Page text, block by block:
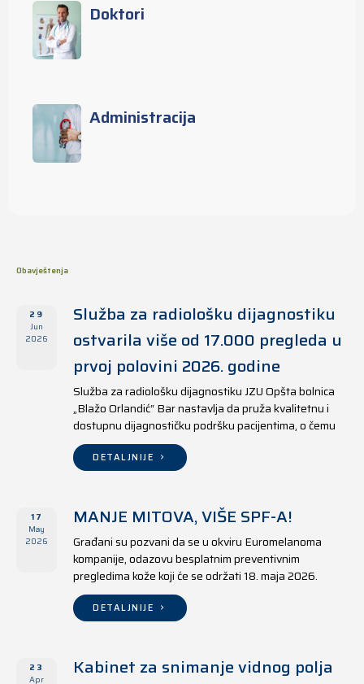
Doktori
Administracija
Obavještenja
29
Jun
2026
Služba za radiološku dijagnostiku
ostvarila više od 17.000 pregleda u
prvoj polovini 2026. godine
Služba za radiološku dijagnostiku JZU Opšta bolnica
„Blažo Orlandić“ Bar nastavlja da pruža kvalitetnu i
dostupnu dijagnostičku podršku pacijentima, o čemu
svjedoče i rezultati ostvareni u periodu od 1. januara
do 17. juna 2026. godine.
DETALJNIJE
17
May
2026
MANJE MITOVA, VIŠE SPF-A!
Građani su pozvani da se u okviru Euromelanoma
kompanije, odazovu besplatnim preventivnim
pregledima kože koji će se održati 18. maja 2026.
godine u jedanaest opština širom Crne Gore, kako u
državnim tako i u privatnim zdravstvenim ustanovama.
DETALJNIJE
23
Apr
Kabinet za snimanje vidnog polja